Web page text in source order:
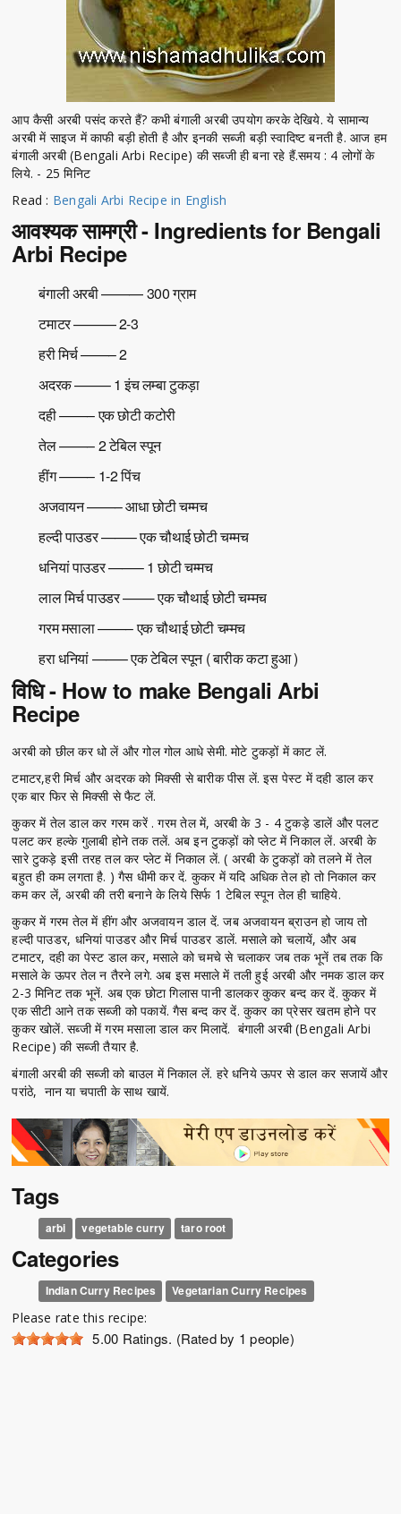
आप कैसी अरबी पसंद करते हैं? कभी बंगाली अरबी उपयोग करके देखिये. ये सामान्य
अरबी में साइज में काफी बड़ी होती है और इनकी सब्जी बड़ी स्वादिष्ट बनती है. आज हम
बंगाली अरबी (Bengali Arbi Recipe) की सब्जी ही बना रहे हैं.समय : 4 लोगों के
लिये. - 25 मिनिट
Read : Bengali Arbi Recipe in English
आवश्यक सामग्री - Ingredients for Bengali
Arbi Recipe
बंगाली अरबी ——— 300 ग्राम
टमाटर ——— 2-3
हरी मिर्च ——– 2
अदरक ——– 1 इंच लम्बा टुकड़ा
दही ——– एक छोटी कटोरी
तेल ——– 2 टेबिल स्पून
हींग ——– 1-2 पिंच
अजवायन ——– आधा छोटी चम्मच
हल्दी पाउडर ——– एक चौथाई छोटी चम्मच
धनियां पाउडर ——– 1 छोटी चम्मच
लाल मिर्च पाउडर ——- एक चौथाई छोटी चम्मच
गरम मसाला ——– एक चौथाई छोटी चम्मच
हरा धनियां ——– एक टेबिल स्पून ( बारीक कटा हुआ )
विधि - How to make Bengali Arbi
Recipe
अरबी को छील कर धो लें और गोल गोल आधे सेमी. मोटे टुकड़ों में काट लें.
टमाटर,हरी मिर्च और अदरक को मिक्सी से बारीक पीस लें. इस पेस्ट में दही डाल कर
एक बार फिर से मिक्सी से फैट लें.
कुकर में तेल डाल कर गरम करें . गरम तेल में, अरबी के 3 - 4 टुकड़े डालें और पलट
पलट कर हल्के गुलाबी होने तक तलें. अब इन टुकड़ों को प्लेट में निकाल लें. अरबी के
सारे टुकड़े इसी तरह तल कर प्लेट में निकाल लें. ( अरबी के टुकड़ों को तलने में तेल
बहुत ही कम लगता है. ) गैस धीमी कर दें. कुकर में यदि अधिक तेल हो तो निकाल कर
कम कर लें, अरबी की तरी बनाने के लिये सिर्फ 1 टेबिल स्पून तेल ही चाहिये.
कुकर में गरम तेल में हींग और अजवायन डाल दें. जब अजवायन ब्राउन हो जाय तो
हल्दी पाउडर, धनियां पाउडर और मिर्च पाउडर डालें. मसाले को चलायें, और अब
टमाटर, दही का पेस्ट डाल कर, मसाले को चमचे से चलाकर जब तक भूनें तब तक कि
मसाले के ऊपर तेल न तैरने लगे. अब इस मसाले में तली हुई अरबी और नमक डाल कर
2-3 मिनिट तक भूनें. अब एक छोटा गिलास पानी डालकर कुकर बन्द कर दें. कुकर में
एक सीटी आने तक सब्जी को पकायें. गैस बन्द कर दें. कुकर का प्रेसर खतम होने पर
कुकर खोलें. सब्जी में गरम मसाला डाल कर मिलादें. बंगाली अरबी (Bengali Arbi
Recipe) की सब्जी तैयार है.
बंगाली अरबी की सब्जी को बाउल में निकाल लें. हरे धनिये ऊपर से डाल कर सजायें और
परांठे, नान या चपाती के साथ खायें.
Tags
arbi vegetable curry taro root
Categories
Indian Curry Recipes Vegetarian Curry Recipes
Please rate this recipe:
5.00 Ratings. (Rated by 1 people)